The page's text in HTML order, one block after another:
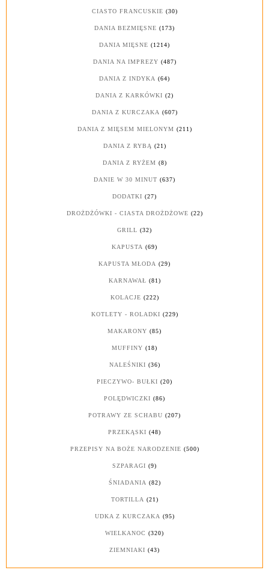
CIASTO FRANCUSKIE (30)
DANIA BEZMIĘSNE (173)
DANIA MIĘSNE (1214)
DANIA NA IMPREZY (487)
DANIA Z INDYKA (64)
DANIA Z KARKÓWKI (2)
DANIA Z KURCZAKA (607)
DANIA Z MIĘSEM MIELONYM (211)
DANIA Z RYBĄ (21)
DANIA Z RYŻEM (8)
DANIE W 30 MINUT (637)
DODATKI (27)
DROŻDŻÓWKI - CIASTA DROŻDŻOWE (22)
GRILL (32)
KAPUSTA (69)
KAPUSTA MŁODA (29)
KARNAWAŁ (81)
KOLACJE (222)
KOTLETY - ROLADKI (229)
MAKARONY (85)
MUFFINY (18)
NALEŚNIKI (36)
PIECZYWO- BUŁKI (20)
POLĘDWICZKI (86)
POTRAWY ZE SCHABU (207)
PRZEKĄSKI (48)
PRZEPISY NA BOŻE NARODZENIE (500)
SZPARAGI (9)
ŚNIADANIA (82)
TORTILLA (21)
UDKA Z KURCZAKA (95)
WIELKANOC (320)
ZIEMNIAKI (43)